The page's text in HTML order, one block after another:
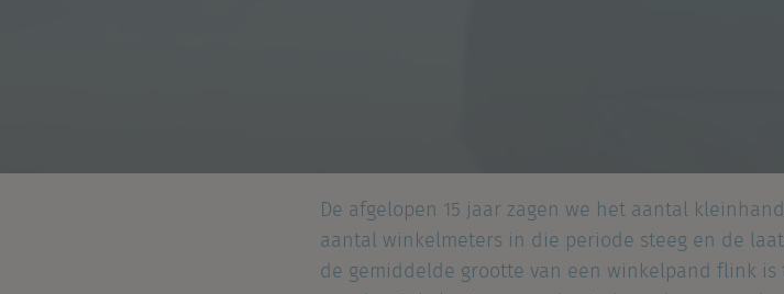
De afgelopen 15 jaar zagen we het aantal
aantal winkelmeters in die periode steeg en de
de gemiddelde grootte van een winkelpand flink